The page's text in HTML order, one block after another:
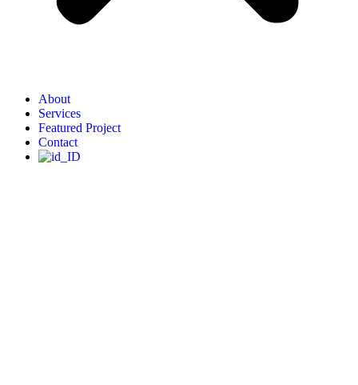
About
Services
Featured Project
Contact